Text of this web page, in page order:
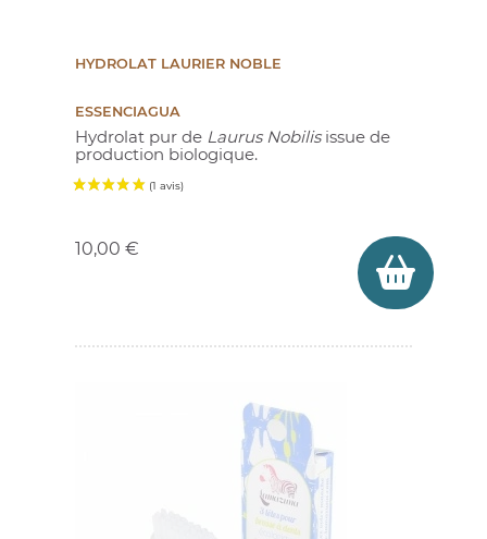
(1 avis)
HYDROLAT LAURIER NOBLE
ESSENCIAGUA
Hydrolat pur de Laurus Nobilisissue de
production biologique.
10,00 €